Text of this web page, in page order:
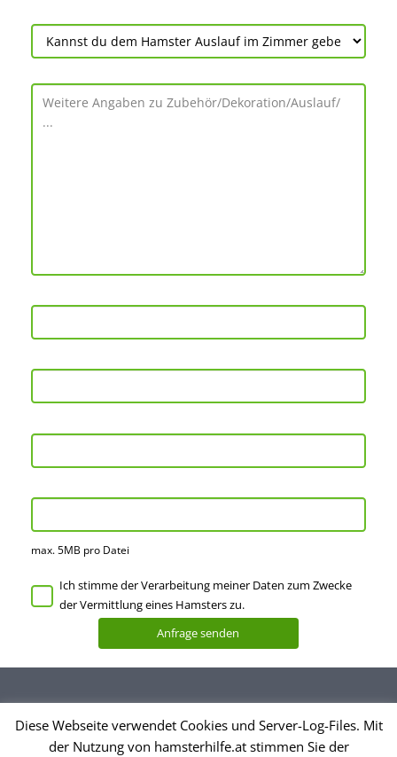
max. 5MB pro Datei
Ich stimme der Verarbeitung meiner Daten zum Zwecke
der Vermittlung eines Hamsters zu.
Diese Webseite verwendet Cookies und Server-Log-Files. Mit
der Nutzung von hamsterhilfe.at stimmen Sie der